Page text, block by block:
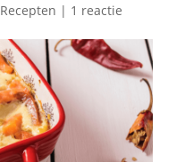
Recepten | 1 reactie